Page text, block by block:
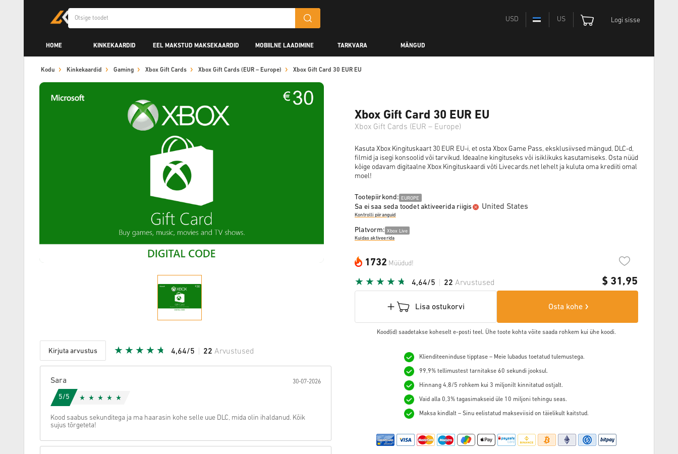
USD US Logi sisse
HOME KINKEKAARDID EEL MAKSTUD MAKSEKAARDID MOBIILNE LAADIMINE TARKVARA MÄNGUD
Kodu Kinkekaardid Gaming Xbox Gift Cards Xbox Gift Cards (EUR – Europe) Xbox Gift Card 30 EUR EU
Kirjuta arvustus 4,64/5 22 Arvustused
Sara 30-07-2026
5/5
Kood saabus sekunditega ja ma haarasin kohe selle uue DLC, mida olin ihaldanud. Kõik
sujus tõrgeteta!
Xbox Gift Card 30 EUR EU
Xbox Gift Cards (EUR – Europe)
Kasuta Xbox Kingituskaart 30 EUR EU-i, et osta Xbox Game Pass, eksklusiivsed mängud, DLC-d,
filmid ja isegi konsoolid või tarvikud. Ideaalne kingituseks või isiklikuks kasutamiseks. Osta nüüd
kõige odavam digitaalne Xbox Kingituskaardi võti Livecards.net lehelt ja kuluta oma krediiti omal
moel!
Tootepiirkond: EUROPE
Sa ei saa seda toodet aktiveerida riigis United States
Kontrolli piiranguid
Platvorm: Xbox Live
Kuidas aktiveerida
1732 Müüdud!
$ 31,95
4,64/5 22 Arvustused
Lisa ostukorvi Osta kohe
Kood(id) saadetakse koheselt e-posti teel. Ühe toote kohta võite saada rohkem kui ühe koodi.
Klienditeeninduse tipptase – Meie lubadus toetatud tulemustega.
99,9% tellimustest tarnitakse 60 sekundi jooksul.
Hinnang 4,8/5 rohkem kui 3 miljonilt kinnitatud ostjalt.
Vaid alla 0,3% tagasimakseid üle 10 miljoni tehingu seas.
Maksa kindlalt – Sinu eelistatud makseviisid on täielikult kaitstud.